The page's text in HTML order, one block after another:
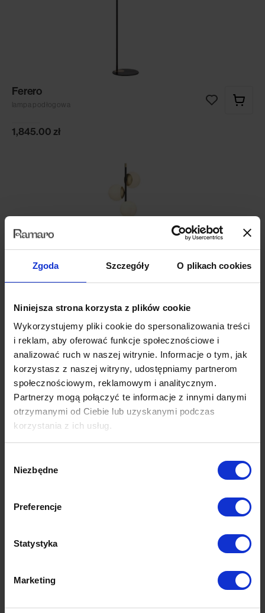
Zgoda Szczegóły O plikach cookies
Niniejsza strona korzysta z plików cookie
Wykorzystujemy pliki cookie do spersonalizowania treści
i reklam, aby oferować funkcje społecznościowe i
analizować ruch w naszej witrynie. Informacje o tym, jak
korzystasz z naszej witryny, udostępniamy partnerom
społecznościowym, reklamowym i analitycznym.
Partnerzy mogą połączyć te informacje z innymi danymi
otrzymanymi od Ciebie lub uzyskanymi podczas
korzystania z ich usług.
zgody
Niezbędne
Preferencje
Statystyka
Marketing
Ferero
lampa podłogowa
1,845.00 zł
Nostalgia 3
lampa podłogowa
1,545.00zł
Światło – a tym samym i lampy – mają w uzyskaniu pożądanego charakteru
Odpowiednia lampa może zmienić atmosferę pomieszczenia jak za
dotknięciem czarodziejskiej różdżki! Dlatego przy jej wyborze powinniśmy
rozmaitych podziałów, oświetlenie wnętrz można podzielić na 3 główne